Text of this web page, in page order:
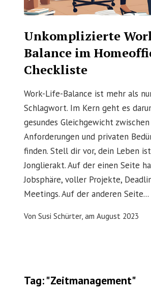
Unkomplizierte
Balance im
Checkliste
Work-Life-Balance ist mehr als
Schlagwort. Im Kern geht es
gesundes Gleichgewicht
Anforderungen und privaten
finden. Stell dir vor, dein Leben
Jonglierakt. Auf der einen Seite
Jobsphäre, voller Projekte,
Meetings. Auf der anderen Seite...
VonSusi Schürter, amAugust 2023
Tag: "Zeitmanagement"